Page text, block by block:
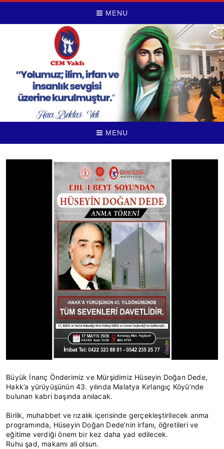
MENU
MENU
Büyük İnanç Önderimiz ve Mürşidimiz Hüseyin Doğan Dede,
Hakk’a yürüyüşünün 43. yılında Malatya Kırlangıç Köyü’nde
bulunan kabri başında anılacak.
Birlik, muhabbet ve rızalık içerisinde gerçekleştirilecek anma
programında, Hüseyin Doğan Dede’nin irfanı, öğretileri ve
eğitime verdiği önem bir kez daha yad edilecek.
Ruhu şad, makamı ali olsun.